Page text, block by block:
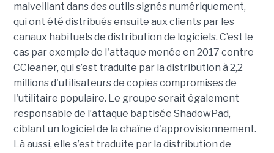
malveillant dans des outils signés numériquement,
qui ont été distribués ensuite aux clients par les
canaux habituels de distribution de logiciels. C’est le
cas par exemple de l'attaque menée en 2017 contre
CCleaner, qui s’est traduite par la distribution à 2,2
millions d'utilisateurs de copies compromises de
l'utilitaire populaire. Le groupe serait également
responsable de l’attaque baptisée ShadowPad,
ciblant un logiciel de la chaîne d'approvisionnement.
Là aussi, elle s’est traduite par la distribution de